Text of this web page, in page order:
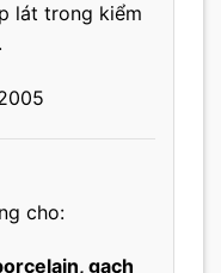
lát trong kiểm
cho:
gạch